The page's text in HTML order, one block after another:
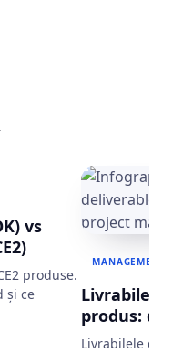
vs
produse.
și ce
Livrabile
produs:
Livrabilele de